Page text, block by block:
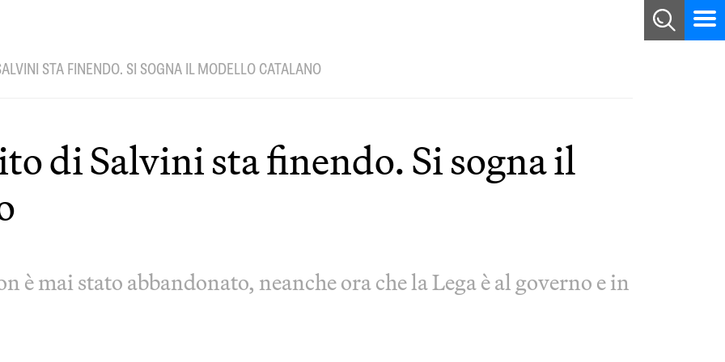
STA FINENDO. SI SOGNA IL MODELLO CATALANO
di Salvini sta finendo. Si sogna il
mai stato abbandonato, neanche ora che la Lega è al governo e in